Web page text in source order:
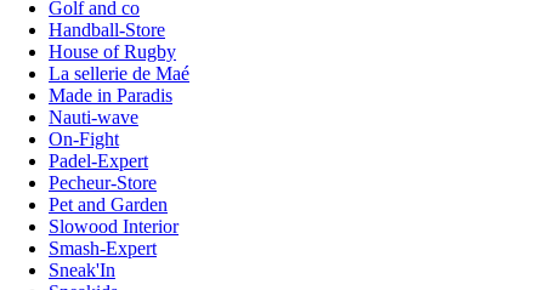
Golf and co
Handball-Store
House of Rugby
La sellerie de Maé
Made in Paradis
Nauti-wave
On-Fight
Padel-Expert
Pecheur-Store
Pet and Garden
Slowood Interior
Smash-Expert
Sneak'In